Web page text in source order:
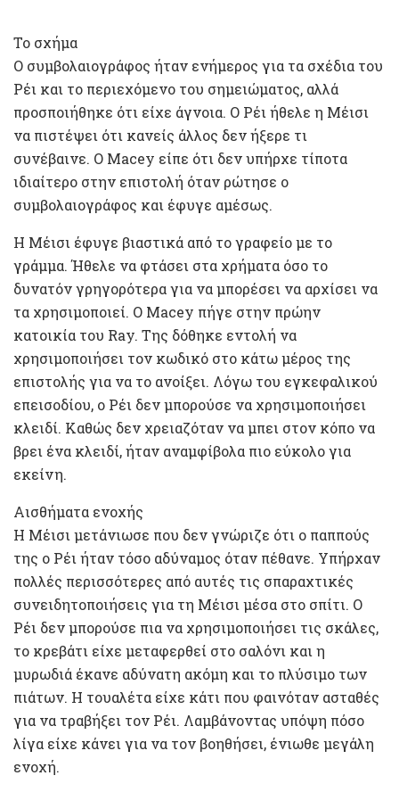
Το σχήμα
Ο συμβολαιογράφος ήταν ενήμερος για τα σχέδια του
Ρέι και το περιεχόμενο του σημειώματος, αλλά
προσποιήθηκε ότι είχε άγνοια. Ο Ρέι ήθελε η Μέισι
να πιστέψει ότι κανείς άλλος δεν ήξερε τι
συνέβαινε. Ο Macey είπε ότι δεν υπήρχε τίποτα
ιδιαίτερο στην επιστολή όταν ρώτησε ο
συμβολαιογράφος και έφυγε αμέσως.
Η Μέισι έφυγε βιαστικά από το γραφείο με το
γράμμα. Ήθελε να φτάσει στα χρήματα όσο το
δυνατόν γρηγορότερα για να μπορέσει να αρχίσει να
τα χρησιμοποιεί. Ο Macey πήγε στην πρώην
κατοικία του Ray. Της δόθηκε εντολή να
χρησιμοποιήσει τον κωδικό στο κάτω μέρος της
επιστολής για να το ανοίξει. Λόγω του εγκεφαλικού
επεισοδίου, ο Ρέι δεν μπορούσε να χρησιμοποιήσει
κλειδί. Καθώς δεν χρειαζόταν να μπει στον κόπο να
βρει ένα κλειδί, ήταν αναμφίβολα πιο εύκολο για
εκείνη.
Αισθήματα ενοχής
Η Μέισι μετάνιωσε που δεν γνώριζε ότι ο παππούς
της ο Ρέι ήταν τόσο αδύναμος όταν πέθανε. Υπήρχαν
πολλές περισσότερες από αυτές τις σπαραχτικές
συνειδητοποιήσεις για τη Μέισι μέσα στο σπίτι. Ο
Ρέι δεν μπορούσε πια να χρησιμοποιήσει τις σκάλες,
το κρεβάτι είχε μεταφερθεί στο σαλόνι και η
μυρωδιά έκανε αδύνατη ακόμη και το πλύσιμο των
πιάτων. Η τουαλέτα είχε κάτι που φαινόταν ασταθές
για να τραβήξει τον Ρέι. Λαμβάνοντας υπόψη πόσο
λίγα είχε κάνει για να τον βοηθήσει, ένιωθε μεγάλη
ενοχή.